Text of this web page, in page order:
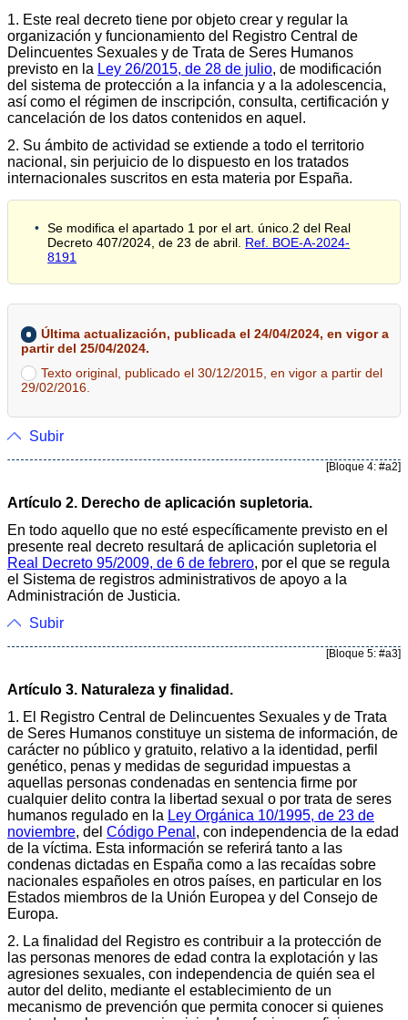
1. Este real decreto tiene por objeto crear y regular la
organización y funcionamiento del Registro Central de
Delincuentes Sexuales y de Trata de Seres Humanos
previsto en la Ley 26/2015, de 28 de julio, de modificación
del sistema de protección a la infancia y a la adolescencia,
así como el régimen de inscripción, consulta, certificación y
cancelación de los datos contenidos en aquel.
2. Su ámbito de actividad se extiende a todo el territorio
nacional, sin perjuicio de lo dispuesto en los tratados
internacionales suscritos en esta materia por España.
Se modifica el apartado 1 por el art. único.2 del Real
Decreto 407/2024, de 23 de abril. Ref. BOE-A-2024-
8191
Última actualización, publicada el 24/04/2024, en vigor a
partir del 25/04/2024.
Texto original, publicado el 30/12/2015, en vigor a partir del
29/02/2016.
Subir
[Bloque 4: #a2]
Artículo 2. Derecho de aplicación supletoria.
En todo aquello que no esté específicamente previsto en el
presente real decreto resultará de aplicación supletoria el
Real Decreto 95/2009, de 6 de febrero, por el que se regula
el Sistema de registros administrativos de apoyo a la
Administración de Justicia.
Subir
[Bloque 5: #a3]
Artículo 3. Naturaleza y finalidad.
1. El Registro Central de Delincuentes Sexuales y de Trata
de Seres Humanos constituye un sistema de información, de
carácter no público y gratuito, relativo a la identidad, perfil
genético, penas y medidas de seguridad impuestas a
aquellas personas condenadas en sentencia firme por
cualquier delito contra la libertad sexual o por trata de seres
humanos regulado en la Ley Orgánica 10/1995, de 23 de
noviembre, del Código Penal , con independencia de la edad
de la víctima. Esta información se referirá tanto a las
condenas dictadas en España como a las recaídas sobre
nacionales españoles en otros países, en particular en los
Estados miembros de la Unión Europea y del Consejo de
Europa.
2. La finalidad del Registro es contribuir a la protección de
las personas menores de edad contra la explotación y las
agresiones sexuales, con independencia de quién sea el
autor del delito, mediante el establecimiento de un
mecanismo de prevención que permita conocer si quienes